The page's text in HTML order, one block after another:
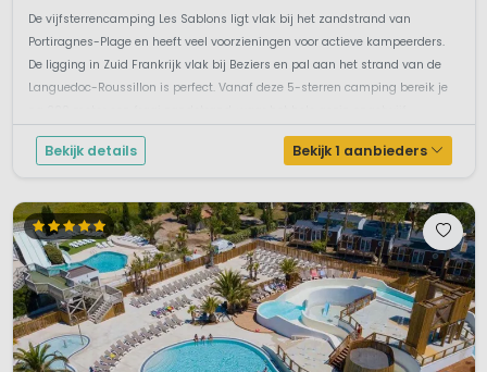
Ontdek de pracht en praal van
Languedoc-Roussillon
Tijdens jouw kampeervakantie kun je met een gerust hart op
De vijfsterrencamping Les Sablons ligt vlak bij het zandstrand van
Portiragnes-Plage en heeft veel voorzieningen voor actieve kampeerders.
De ligging in Zuid Frankrijk vlak bij Beziers en pal aan het strand van de
Languedoc-Roussillon is perfect. Vanaf deze 5-sterren camping bereik je
Bekijk details Bekijk 1 aanbieders